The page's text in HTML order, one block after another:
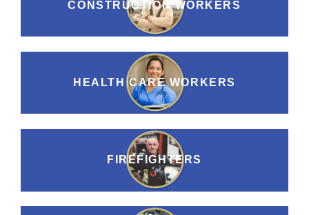
CONSTRUCTION WORKERS
HEALTH CARE WORKERS
FIREFIGHTERS